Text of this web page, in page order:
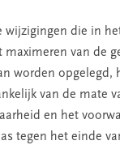
wijzigingen die in
van de
worden opgelegd,
van de mate
en het
tegen het einde